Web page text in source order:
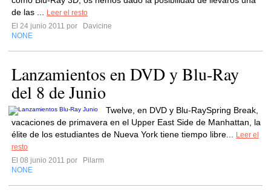
de las ...
Leer el resto
El 24 junio 2011 por
Davicine
NONE
Lanzamientos en DVD y Blu-Ray
del 8 de Junio
Twelve, en DVD y Blu-RaySpring Break,
vacaciones de primavera en el Upper East Side de Manhattan, la
élite de los estudiantes de Nueva York tiene tiempo libre...
Leer el
resto
El 08 junio 2011 por
Pilarm
NONE